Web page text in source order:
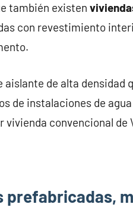
también existen
con revestimiento
aislante de alta densidad
de instalaciones de
vivienda convencional de
prefabricadas,